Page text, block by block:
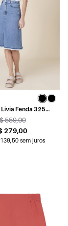
Livia Fenda 325
C/ Use
559,00
279,00
sem juros